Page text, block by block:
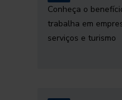
Conheça o
trabalha em
serviços e turismo